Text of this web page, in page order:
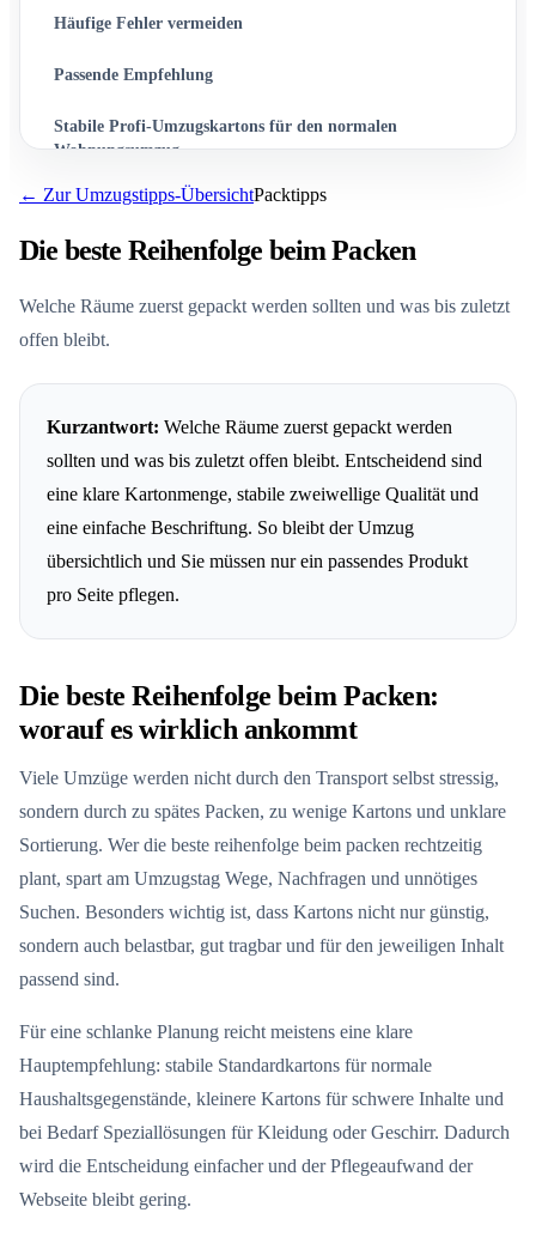
Häufige Fehler vermeiden
Passende Empfehlung
Stabile Profi-Umzugskartons für den normalen
Wohnungsumzug
FAQ: Die Beste Reihenfolge Beim Packen
← Zur Umzugstipps-ÜbersichtPacktipps
Die beste Reihenfolge beim Packen
Welche Räume zuerst gepackt werden sollten und was bis zuletzt
offen bleibt.
Kurzantwort: Welche Räume zuerst gepackt werden
sollten und was bis zuletzt offen bleibt. Entscheidend sind
eine klare Kartonmenge, stabile zweiwellige Qualität und
eine einfache Beschriftung. So bleibt der Umzug
übersichtlich und Sie müssen nur ein passendes Produkt
pro Seite pflegen.
Die beste Reihenfolge beim Packen:
worauf es wirklich ankommt
Viele Umzüge werden nicht durch den Transport selbst stressig,
sondern durch zu spätes Packen, zu wenige Kartons und unklare
Sortierung. Wer die beste reihenfolge beim packen rechtzeitig
plant, spart am Umzugstag Wege, Nachfragen und unnötiges
Suchen. Besonders wichtig ist, dass Kartons nicht nur günstig,
sondern auch belastbar, gut tragbar und für den jeweiligen Inhalt
passend sind.
Für eine schlanke Planung reicht meistens eine klare
Hauptempfehlung: stabile Standardkartons für normale
Haushaltsgegenstände, kleinere Kartons für schwere Inhalte und
bei Bedarf Speziallösungen für Kleidung oder Geschirr. Dadurch
wird die Entscheidung einfacher und der Pflegeaufwand der
Webseite bleibt gering.